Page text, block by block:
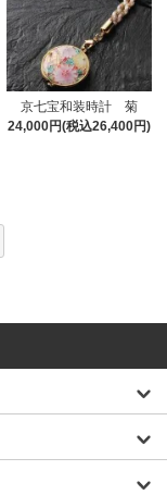
京七宝和装時計 菊
24,000円(税込26,400円)